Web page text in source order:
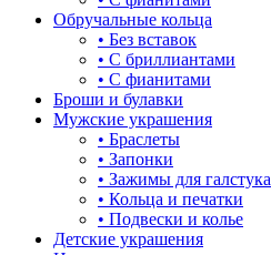
Обручальные кольца
• Без вставок
• С бриллиантами
• С фианитами
Броши и булавки
Мужские украшения
• Браслеты
• Запонки
• Зажимы для галстука
• Кольца и печатки
• Подвески и колье
Детские украшения